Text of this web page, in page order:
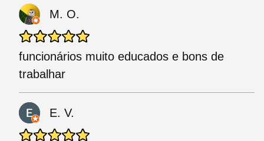
M. O.
funcionários muito educados e bons de
trabalhar
E. V.